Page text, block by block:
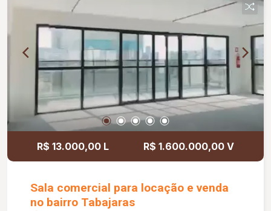
R$ 13.000,00 L R$ 1.600.000,00 V
Sala comercial para locação e venda
no bairro Tabajaras